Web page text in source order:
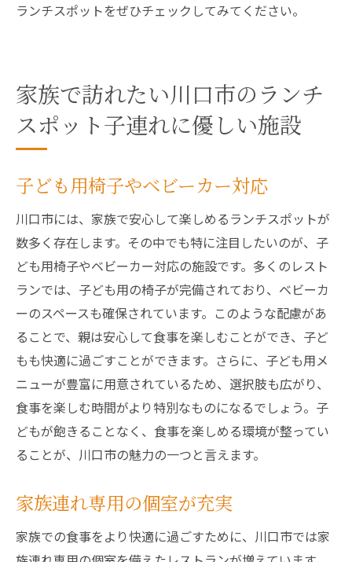
ランチスポットをぜひチェックしてみてください。
家族で訪れたい川口市のランチ
スポット子連れに優しい施設
子ども用椅子やベビーカー対応
川口市には、家族で安心して楽しめるランチスポットが
数多く存在します。その中でも特に注目したいのが、子
ども用椅子やベビーカー対応の施設です。多くのレスト
ランでは、子ども用の椅子が完備されており、ベビーカ
ーのスペースも確保されています。このような配慮があ
ることで、親は安心して食事を楽しむことができ、子ど
もも快適に過ごすことができます。さらに、子ども用メ
ニューが豊富に用意されているため、選択肢も広がり、
食事を楽しむ時間がより特別なものになるでしょう。子
どもが飽きることなく、食事を楽しめる環境が整ってい
ることが、川口市の魅力の一つと言えます。
家族連れ専用の個室が充実
家族での食事をより快適に過ごすために、川口市では家